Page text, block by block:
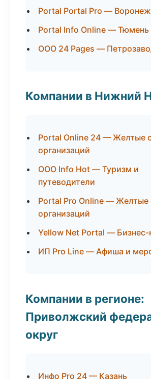
Portal Portal Pro — Воронеж
Portal Info Online — Тюмень
ООО 24 Pages —
Компании в Нижний
Portal Online 24 — Желтые
организаций
ООО Info Hot — Туризм и
путеводители
Portal Pro Online — Желтые
организаций
Yellow Net Portal — Бизнес-
ИП Pro Line — Афиша и
Компании в регионе:
Приволжский
округ
Инфо Pro 24 — Казань